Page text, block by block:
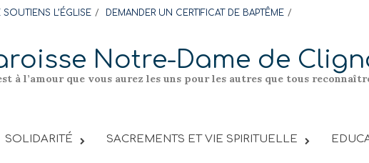
L’ÉGLISE DEMANDER UN CERTIFICAT DE BAPTÊME
Notre-Dame de
à l’amour que vous aurez les uns pour les autres que tous
SOLIDARITÉ SACREMENTS ET VIE SPIRITUELLE